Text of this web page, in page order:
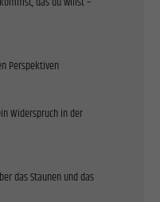
Perspektiven
Widerspruch in der
das Staunen und das